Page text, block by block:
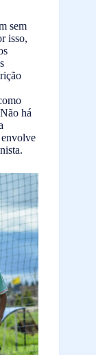
sem
isso,
há
envolve